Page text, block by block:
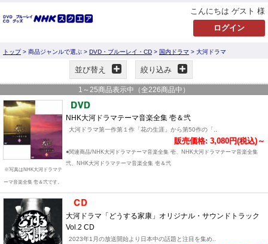
こんにちは ゲスト 様
トップ> 商品ジャンルで選ぶ > DVD・ブルーレイ・CD > 国内ドラマ > 大河ドラマ
並び替え 絞り込み
1 ～ 25商品表示中（全226商品中）
※写真はNHK大河ドラマテ
ーマ音楽全集 壱＆弐です。
NHK大河ドラマテーマ音楽全集 壱＆弐
大河ドラマ第一作第１作「花の生涯」から第50作の「..
販売価格: 3,080円(税込)～
●関連商品/NHK大河ドラマテーマ音楽全集 壱、NHK大河ドラマテーマ音楽全集
弐、NHK大河ドラマテーマ音楽全集 壱＆弐
大河ドラマ「どうする家康」オリジナル・サウンドトラック
Vol.2 CD
2023年1月の放送開始より日本中の話題と注目を集め..